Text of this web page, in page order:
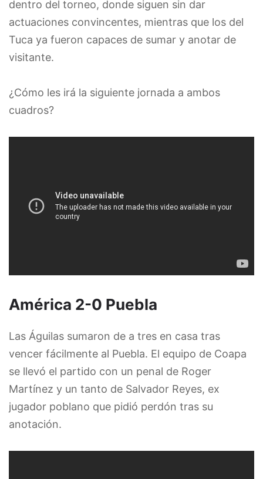
dentro del torneo, donde siguen sin dar
actuaciones convincentes, mientras que los del
Tuca ya fueron capaces de sumar y anotar de
visitante.
¿Cómo les irá la siguiente jornada a ambos
cuadros?
América 2-0 Puebla
Las Águilas sumaron de a tres en casa tras
vencer fácilmente al Puebla. El equipo de Coapa
se llevó el partido con un penal de Roger
Martínez y un tanto de Salvador Reyes, ex
jugador poblano que pidió perdón tras su
anotación.